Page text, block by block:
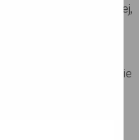
Strategii Onkologicznej,
i ujednolicenia
w KSO udzielają
poziomie zgodnie z
niezależnie
współpracująca w